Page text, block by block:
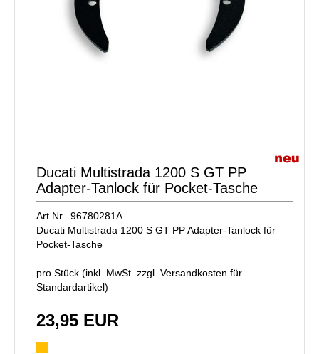
Ducati Multistrada 1200 S GT PP
Adapter-Tanlock für Pocket-Tasche
Art.Nr. 96780281A
Ducati Multistrada 1200 S GT PP Adapter-Tanlock für
Pocket-Tasche
pro Stück (inkl. MwSt. zzgl. Versandkosten für
Standardartikel)
23,95 EUR